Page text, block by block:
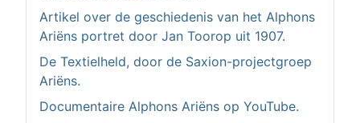
Artikel over de geschiedenis van het Alphons
Ariëns portret door Jan Toorop uit 1907.
De Textielheld, door de Saxion-projectgroep
Ariëns.
Documentaire Alphons Ariëns op YouTube.